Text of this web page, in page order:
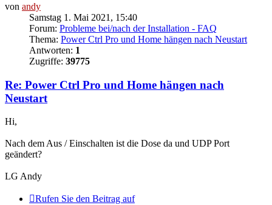
von andy
Samstag 1. Mai 2021, 15:40
Forum: Probleme bei/nach der Installation - FAQ
Thema: Power Ctrl Pro und Home hängen nach Neustart
Antworten: 1
Zugriffe: 39775
Re: Power Ctrl Pro und Home hängen nach
Neustart
Hi,
Nach dem Aus / Einschalten ist die Dose da und UDP Port
geändert?
LG Andy
Rufen Sie den Beitrag auf